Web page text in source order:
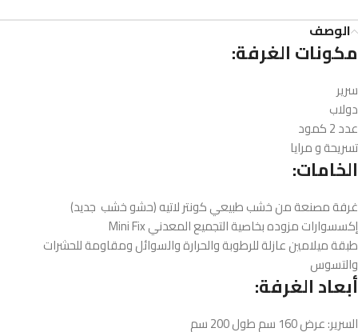
الوصف
مكونات الغرفة:
سرير
دولاب
عدد 2 كمود
تسريحة و مرايا
الخامات:
غرفة مصنعة من خشب طبيعي كونتر لاتيه (حشو خشب جديد)
إكسسوارات مزوده بخاصية التجميع المعدني Mini Fix
طبقة ميلامين عازلة للرطوبة والحرارة والسوائل ومقاومة للحشرات
والتسوس
أبعاد الغرفة:
السرير: عرض 160 سم طول 200 سم